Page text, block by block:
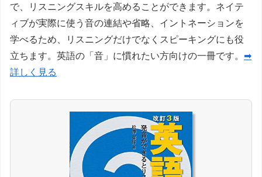
で、リスニングスキルを高めることができます。ネイテ
ィブが実際に使う音の連結や省略、イントネーションを
学べるため、リスニングだけでなくスピーキングにも役
立ちます。英語の「音」に慣れたい方向けの一冊です。 ➡
詳しく見る